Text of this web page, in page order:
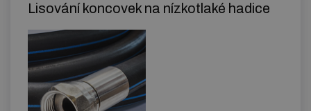
Lisování koncovek na nízkotlaké hadice